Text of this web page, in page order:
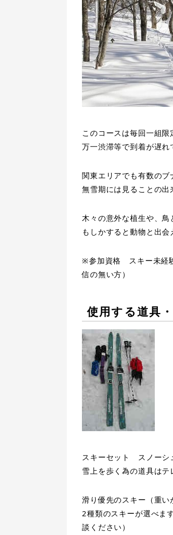
このコースは毎回一組限
万一渋滞等で到着が遅れ
関東エリアでも有数のブ
無雪期には見ることの出
木々の意外な植生や、鳥
もしかすると動物と出会
※参加資格 スキー未経
信の無い方）
使用する道具
スキーセット スノーシ
雪上を歩く為の道具はテ
滑り優先のスキー（重
2種類のスキーが選べま
談ください）